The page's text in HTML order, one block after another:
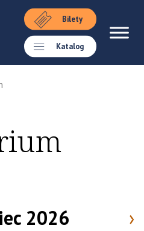
Bilety
Katalog
2026 ›